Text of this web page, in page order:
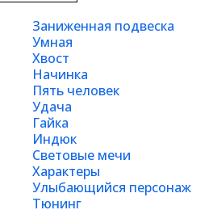
Заниженная подвеска
Умная
Хвост
Начинка
Пять человек
Удача
Гайка
Индюк
Световые мечи
Характеры
Улыбающийся персонаж
Тюнинг